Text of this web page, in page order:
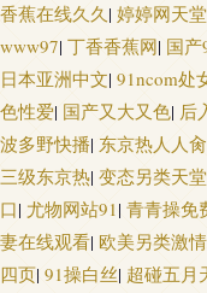
大香蕉 三级午夜在线 日韩
品国产欧美日韩 男人女人
肏屄视频在线看 天天撸日
麻豆MD93TV 国产草逼视
爱 97成人资源总站 91处蜜
香蕉在线久久| 婷婷网天
www97| 丁香香蕉网| 国产
日本亚洲中文| 91ncom处
色性爱| 国产又大又色| 后
波多野快播| 东京热人人肏
三级东京热| 变态另类天堂
口| 尤物网站91| 青青操免
妻在线观看| 欧美另类激情
四页| 91操白丝| 超碰五月